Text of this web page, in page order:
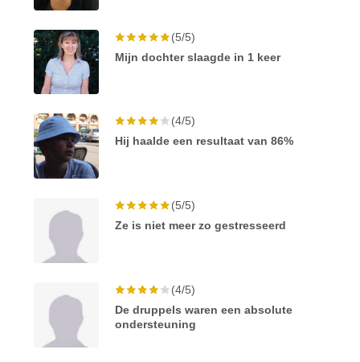
(5/5)
Mijn dochter slaagde in 1 keer
(4/5)
Hij haalde een resultaat van 86%
(5/5)
Ze is niet meer zo gestresseerd
(4/5)
De druppels waren een absolute
ondersteuning